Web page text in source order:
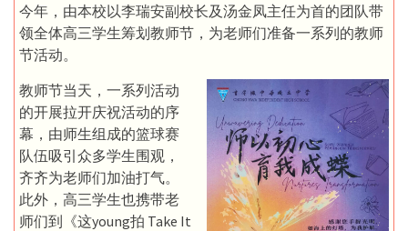
今年，由本校以李瑞安副校长及汤金凤主任为首的团队带
领全体高三学生筹划教师节，为老师们准备一系列的教师
节活动。
教师节当天，一系列活动
的开展拉开庆祝活动的序
幕，由师生组成的篮球赛
队伍吸引众多学生围观，
齐齐为老师们加油打气。
此外，高三学生也携带老
师们到《这young拍 Take It